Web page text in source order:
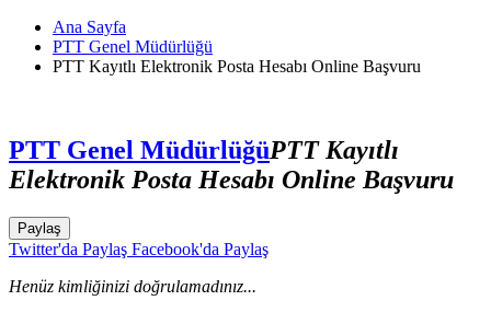
Ana Sayfa
PTT Genel Müdürlüğü
PTT Kayıtlı Elektronik Posta Hesabı Online Başvuru
PTT Genel MüdürlüğüPTT Kayıtlı
Elektronik Posta Hesabı Online Başvuru
Paylaş
Twitter'da Paylaş Facebook'da Paylaş
Henüz kimliğinizi doğrulamadınız...